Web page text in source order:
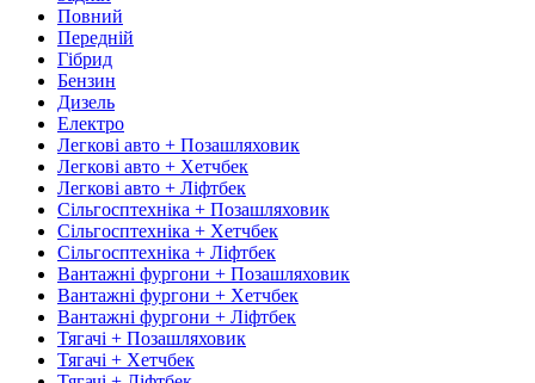
Повний
Передній
Гібрид
Бензин
Дизель
Електро
Легкові авто + Позашляховик
Легкові авто + Хетчбек
Легкові авто + Ліфтбек
Сільгосптехніка + Позашляховик
Сільгосптехніка + Хетчбек
Сільгосптехніка + Ліфтбек
Вантажні фургони + Позашляховик
Вантажні фургони + Хетчбек
Вантажні фургони + Ліфтбек
Тягачі + Позашляховик
Тягачі + Хетчбек